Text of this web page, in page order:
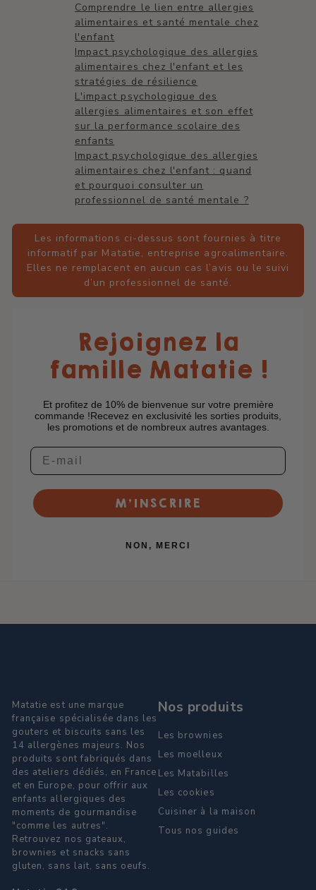
Comprendre le lien entre allergies
alimentaires et santé mentale chez
l'enfant
Impact psychologique des allergies
alimentaires chez l'enfant et les
stratégies de résilience
L'impact psychologique des
allergies alimentaires et son effet
sur la performance scolaire des
enfants
Impact psychologique des allergies
alimentaires chez l'enfant : quand
et pourquoi consulter un
professionnel de santé mentale ?
Les informations ci-dessus sont fournies à titre
informatif par Matatie, entreprise agroalimentaire.
Elles ne remplacent en aucun cas l’avis ou le suivi
d’un professionnel de santé.
Rejoignez la
famille Matatie !
Et profitez de 10% de bienvenue sur votre première
commande !Recevez en exclusivité les sorties produits,
les promotions et de nombreux autres avantages.
M’INSCRIRE
NON, MERCI
Matatie est une marque
française spécialisée dans les
gouters et biscuits sans les
14 allergènes majeurs. Nos
produits sont fabriqués dans
des ateliers dédiés, en France
et en Europe, pour offrir aux
enfants allergiques des
moments de gourmandise
"comme les autres".
Retrouvez nos gateaux,
brownies et snacks sans
gluten, sans lait, sans oeufs.
Nos produits
Les brownies
Les moelleux
Les Matabilles
Les cookies
Cuisiner à la maison
Tous nos guides